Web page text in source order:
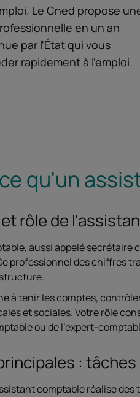
Le Cned propose
en un an
par l'État qui vous
rapidement à l'emploi.
qu'un
rôle de
aussi appelé
professionnel des chiffres
à tenir les comptes,
et sociales. Votre rôle
ou de l'expert-
:
comptable réalise